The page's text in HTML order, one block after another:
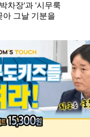
차장'과 '시무룩
아 그날 기분을